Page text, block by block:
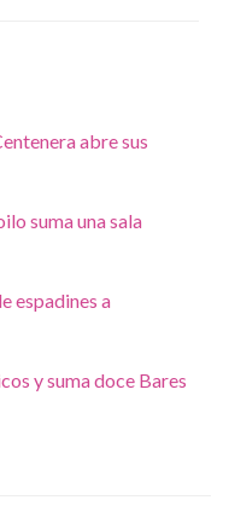
abre sus
suma una sala
espadines a
y suma doce Bares